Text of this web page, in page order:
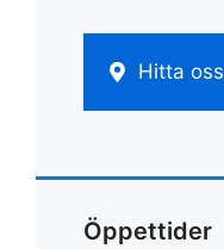
Hitta oss
Öppettider